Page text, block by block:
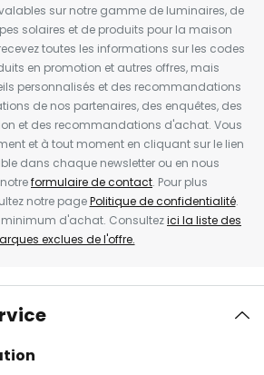
sur notre gamme de luminaires, de
solaires et de produits pour la maison
toutes les informations sur les codes
en promotion et autres offres, mais
personnalisés et des recommandations
de nos partenaires, des enquêtes, des
et des recommandations d'achat. Vous
et à tout moment en cliquant sur le lien
dans chaque newsletter ou en nous
formulaire de contact. Pour plus
notre pagePolitique de confidentialité.
d'achat. Consultezici la liste des
exclues de l'offre.